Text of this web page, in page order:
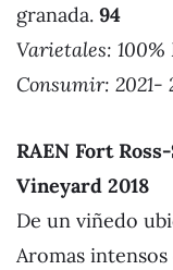
granada. 94
Varietales:
Consumir: 2021-
RAEN Fort
Vineyard 2018
De un viñedo
Aromas